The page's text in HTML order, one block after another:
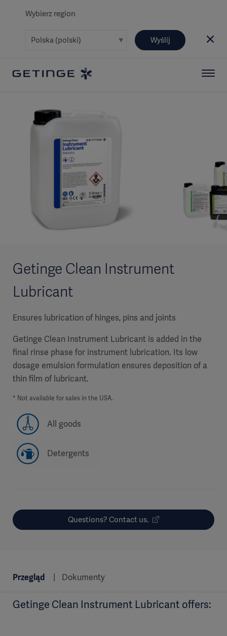
Wybierz region
Wyślij
Getinge Clean Instrument
Lubricant
Ensures lubrication of hinges, pins and joints
Getinge Clean Instrument Lubricant is added in the
final rinse phase for instrument lubrication. Its low
dosage emulsion formulation ensures deposition of a
thin film of lubricant.
* Not available for sales in the USA.
All goods
Detergents
Questions? Contact us.
Przegląd Dokumenty
Getinge Clean Instrument Lubricant offers: